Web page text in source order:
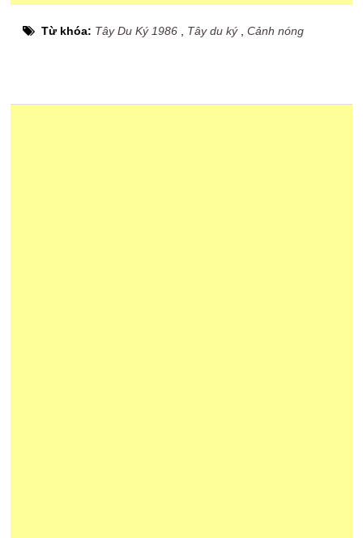
Từ khóa: Tây Du Ký 1986 Tây du ký,Cảnh nóng